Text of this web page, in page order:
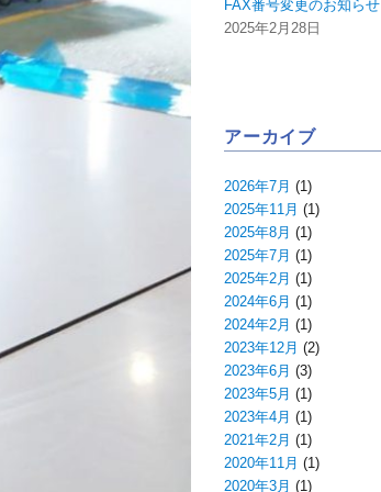
FAX番号変更のお知らせ
2025年2月28日
アーカイブ
2026年7月 (1)
2025年11月 (1)
2025年8月 (1)
2025年7月 (1)
2025年2月 (1)
2024年6月 (1)
2024年2月 (1)
2023年12月 (2)
2023年6月 (3)
2023年5月 (1)
2023年4月 (1)
2021年2月 (1)
2020年11月 (1)
2020年3月 (1)